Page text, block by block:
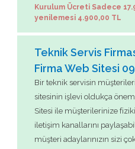
Kurulum Ücreti Sadece
yenilemesi 4.900,00 TL
Teknik Servis
Firma Web Sitesi
Bir teknik servisin
sitesinin işlevi oldukça
Sitesi ile müşterilerinize
iletişim kanallarını
müşteri adaylarınızın sizi